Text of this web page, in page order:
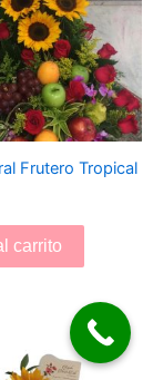
Frutero Tropical
carrito